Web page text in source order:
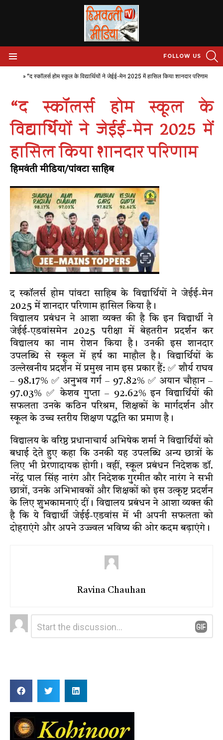
FOLLOW US
» “द स्कॉलर्स होम स्कूल के विद्यार्थियों ने जेईई-मेन 2025 में हासिल किया शानदार परिणाम
“द स्कॉलर्स होम स्कूल के
विद्यार्थियों ने जेईई-मेन 2025 में
हासिल किया शानदार परिणाम
हिमवंती मीडिया/पांवटा साहिब
द स्कॉलर्स होम पांवटा साहिब के विद्यार्थियों ने जेईई-मेन
2025 में शानदार परिणाम हासिल किया है।
विद्यालय प्रबंधन ने आशा व्यक्त की है कि इन विद्यार्थी ने
जेईई-एडवांसमेन 2025 परीक्षा में बेहतरीन प्रदर्शन कर
विद्यालय का नाम रोशन किया है। उनकी इस शानदार
उपलब्धि से स्कूल में हर्ष का माहौल है। विद्यार्थियों के
उल्लेखनीय प्रदर्शन में प्रमुख नाम इस प्रकार हैं: ✅ शौर्य राघव
– 98.17% ✅ अनुभव गर्ग – 97.82% ✅ अयान चौहान –
97.03% ✅ केशव गुप्ता – 92.62% इन विद्यार्थियों की
सफलता उनके कठिन परिश्रम, शिक्षकों के मार्गदर्शन और
स्कूल के उच्च स्तरीय शिक्षण पद्धति का प्रमाण है।
विद्यालय के वरिष्ठ प्रधानाचार्य अभिषेक शर्मा ने विद्यार्थियों को
बधाई देते हुए कहा कि उनकी यह उपलब्धि अन्य छात्रों के
लिए भी प्रेरणादायक होगी। वहीं, स्कूल प्रबंधन निदेशक डॉ.
नरेंद्र पाल सिंह नारंग और निदेशक गुरमीत कौर नारंग ने सभी
छात्रों, उनके अभिभावकों और शिक्षकों को इस उत्कृष्ट प्रदर्शन
के लिए शुभकामनाएं दीं। विद्यालय प्रबंधन ने आशा व्यक्त की
है कि ये विद्यार्थी जेईई-एडवांस में भी अपनी सफलता को
दोहराएंगे और अपने उज्ज्वल भविष्य की ओर कदम बढ़ाएंगे।
Ravina Chauhan
Leave
a
Comment